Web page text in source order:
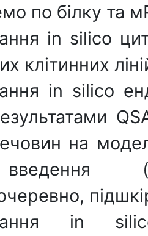
по білку та
in silico
клітинних
in silico
на
in silico